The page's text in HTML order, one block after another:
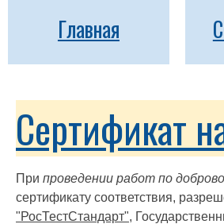
Главная
Сертификат
При проведении работ по
сертификату соответствия,
"РосТестСтандарт",